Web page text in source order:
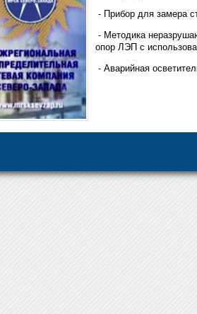
- Прибор для замера
- Методика
опор ЛЭП с
- Аварийная